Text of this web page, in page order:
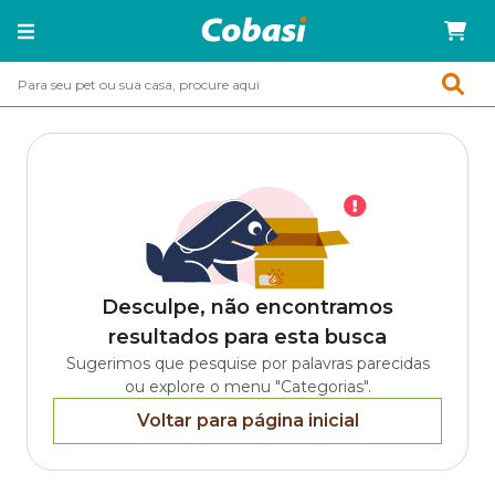
Desculpe, não encontramos
resultados para esta busca
Sugerimos que pesquise por palavras parecidas
ou explore o menu "Categorias".
Voltar para página inicial